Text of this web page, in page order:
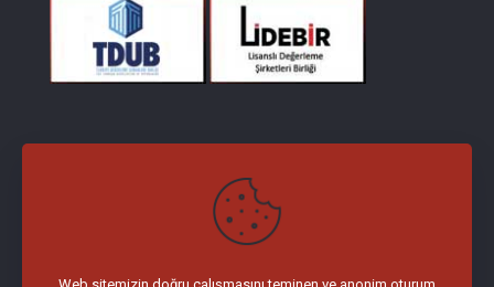
Merkez Mah. Kağıthane Cd. No:3 DAP Vadi İ Ofis İç Kapı No:56